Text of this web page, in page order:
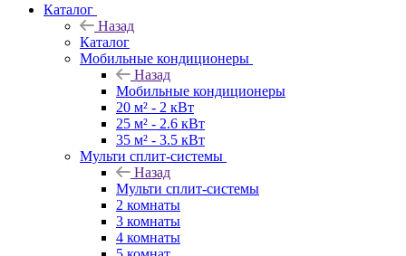
Каталог
Назад
Каталог
Мобильные кондиционеры
Назад
Мобильные кондиционеры
20 м² - 2 кВт
25 м² - 2.6 кВт
35 м² - 3.5 кВт
Мульти сплит-системы
Назад
Мульти сплит-системы
2 комнаты
3 комнаты
4 комнаты